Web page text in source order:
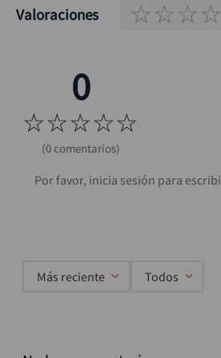
Valoraciones ☆☆☆☆
☆☆☆☆☆
(0 comentarios)
Más reciente Todos